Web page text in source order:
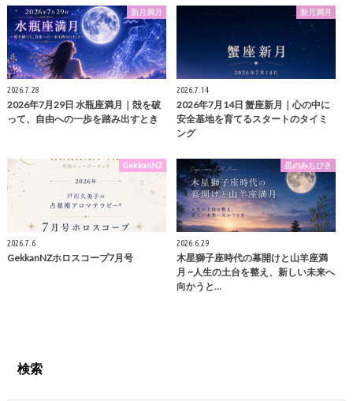
新月満月
2026.7.28
2026年7月29日 水瓶座満月｜殻を破
って、自由への一歩を踏み出すとき
新月満月
2026.7.14
2026年7月14日 蟹座新月｜心の中に
安全基地を育てるスタートのタイミ
ング
GekkanNZ
2026.7.6
GekkanNZホロスコープ7月号
星のみちびき
2026.6.29
木星獅子座時代の幕開けと山羊座満
月 ~人生の土台を整え、新しい未来へ
向かうと…
検索